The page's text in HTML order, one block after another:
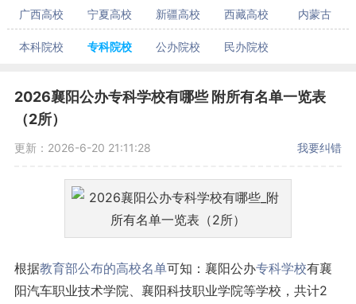
广西高校
宁夏高校 新疆高校 西藏高校 内蒙古
本科院校 专科院校 公办院校 民办院校
2026襄阳公办专科学校有哪些 附所有名单一览表
（2所）
更新：2026-6-20 21:11:28 我要纠错
根据教育部公布的高校名单可知：襄阳公办专科学校有襄
阳汽车职业技术学院、襄阳科技职业学院等学校，共计2